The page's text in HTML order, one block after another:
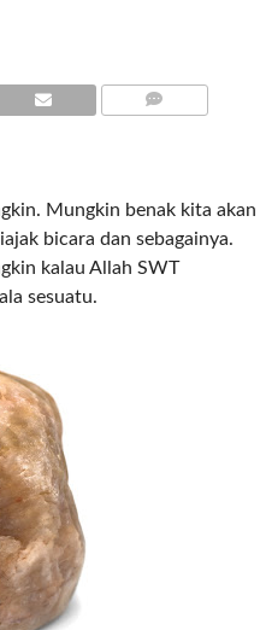
Mungkin benak kita akan
bicara dan sebagainya.
kalau Allah SWT
sesuatu.